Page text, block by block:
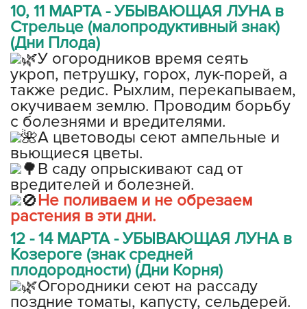
10, 11 МАРТА - УБЫВАЮЩАЯ ЛУНА в
Стрельце (малопродуктивный знак)
(Дни Плода)
У огородников время сеять
укроп, петрушку, горох, лук-порей, а
также редис. Рыхлим, перекапываем,
окучиваем землю. Проводим борьбу
с болезнями и вредителями.
А цветоводы сеют ампельные и
вьющиеся цветы.
В саду опрыскивают сад от
вредителей и болезней.
Не поливаем и не обрезаем
растения в эти дни.
12 - 14 МАРТА - УБЫВАЮЩАЯ ЛУНА в
Козероге (знак средней
плодородности) (Дни Корня)
Огородники сеют на рассаду
поздние томаты, капусту, сельдерей.